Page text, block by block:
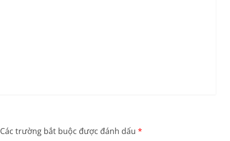
Các trường bắt buộc được đánh dấu *